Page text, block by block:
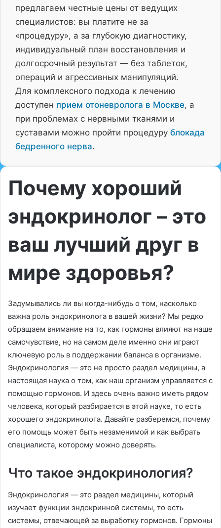
предлагаем честные цены от ведущих
специалистов: вы платите не за
«процедуру», а за глубокую диагностику,
индивидуальный план восстановления и
долгосрочный результат — без таблеток,
операций и агрессивных манипуляций.
Для комплексного подхода к лечению
доступен прием отоневролога в Москве, а
при проблемах с нервными тканями и
суставами можно пройти процедуру блокада
бедренного нерва.
Почему хороший
эндокринолог – это
ваш лучший друг в
мире здоровья?
Задумывались ли вы когда-нибудь о том, насколько
важна роль эндокринолога в вашей жизни? Мы редко
обращаем внимание на то, как гормоны влияют на наше
самочувствие, но на самом деле именно они играют
ключевую роль в поддержании баланса в организме.
Эндокринология — это не просто раздел медицины, а
настоящая наука о том, как наш организм управляется с
помощью гормонов. И здесь очень важно иметь рядом
человека, который разбирается в этой науке, то есть
хорошего эндокринолога. Давайте разберемся, почему
его помощь может быть незаменимой и как выбрать
специалиста, которому можно доверять.
Что такое эндокринология?
Эндокринология — это раздел медицины, который
изучает функции эндокринной системы, то есть
системы, отвечающей за выработку гормонов. Гормоны